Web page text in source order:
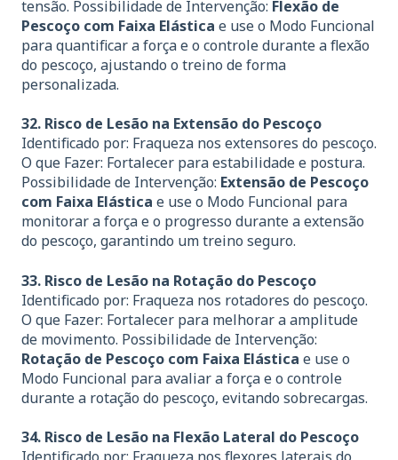
tensão. Possibilidade de Intervenção: Flexão de
Pescoço com Faixa Elástica e use o Modo Funcional
para quantificar a força e o controle durante a flexão
do pescoço, ajustando o treino de forma
personalizada.
32. Risco de Lesão na Extensão do Pescoço
Identificado por: Fraqueza nos extensores do pescoço.
O que Fazer: Fortalecer para estabilidade e postura.
Possibilidade de Intervenção: Extensão de Pescoço
com Faixa Elástica e use o Modo Funcional para
monitorar a força e o progresso durante a extensão
do pescoço, garantindo um treino seguro.
33. Risco de Lesão na Rotação do Pescoço
Identificado por: Fraqueza nos rotadores do pescoço.
O que Fazer: Fortalecer para melhorar a amplitude
de movimento. Possibilidade de Intervenção:
Rotação de Pescoço com Faixa Elástica e use o
Modo Funcional para avaliar a força e o controle
durante a rotação do pescoço, evitando sobrecargas.
34. Risco de Lesão na Flexão Lateral do Pescoço